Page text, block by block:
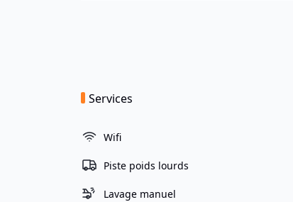
Services
Wifi
Piste poids lourds
Lavage manuel